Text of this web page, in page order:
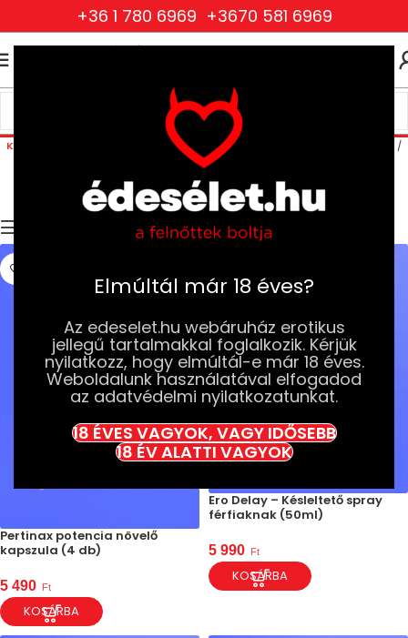
Elmúltál már 18 éves?
Az edeselet.hu webáruház erotikus
jellegű tartalmakkal foglalkozik. Kérjük
nyilatkozz, hogy elmúltál-e már 18 éves.
Weboldalunk használatával elfogadod
az adatvédelmi nyilatkozatunkat.
18 ÉVES VAGYOK, VAGY IDŐSEBB
18 ÉV ALATTI VAGYOK
+36 1 780 6969 +3670 581 6969
Ejakuláció Késleltetők
Kezdőlap Drogéria és Jobb Szexuális Élmény
Potencianövelők és Vágyfokozók
Ejakuláció Késleltetők
Pertinax potencia növelő
kapszula (4 db)
5 490 Ft
KOSÁRBA
Ero Delay – Késleltető spray
férfiaknak (50ml)
5 990 Ft
KOSÁRBA